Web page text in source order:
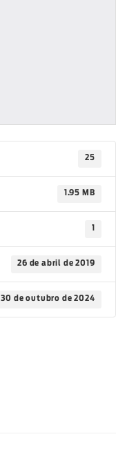
25
1.95 MB
1
26 de abril de 2019
30 de outubro de 2024